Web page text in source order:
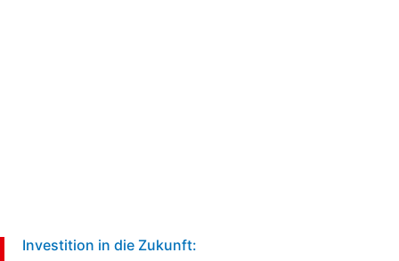
Investition in die Zukunft: